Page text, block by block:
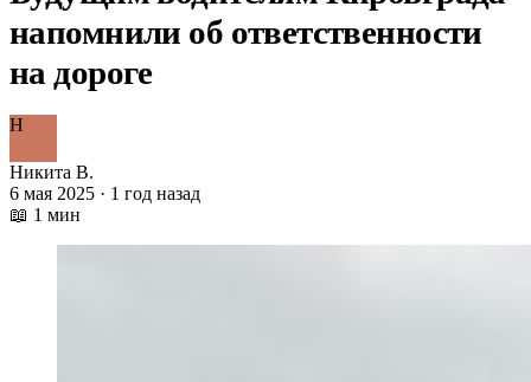
напомнили об ответственности
на дороге
Н
Никита В.
6 мая 2025 · 1 год назад
📖 1 мин